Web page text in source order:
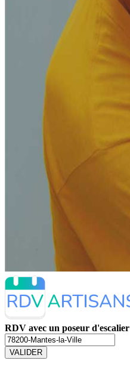
RDV avec un poseur d'escalier
VALIDER